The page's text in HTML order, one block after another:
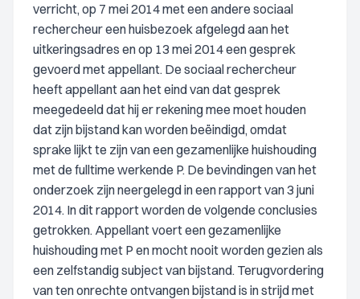
verricht, op 7 mei 2014 met een andere sociaal
rechercheur een huisbezoek afgelegd aan het
uitkeringsadres en op 13 mei 2014 een gesprek
gevoerd met appellant. De sociaal rechercheur
heeft appellant aan het eind van dat gesprek
meegedeeld dat hij er rekening mee moet houden
dat zijn bijstand kan worden beëindigd, omdat
sprake lijkt te zijn van een gezamenlijke huishouding
met de fulltime werkende P. De bevindingen van het
onderzoek zijn neergelegd in een rapport van 3 juni
2014. In dit rapport worden de volgende conclusies
getrokken. Appellant voert een gezamenlijke
huishouding met P en mocht nooit worden gezien als
een zelfstandig subject van bijstand. Terugvordering
van ten onrechte ontvangen bijstand is in strijd met